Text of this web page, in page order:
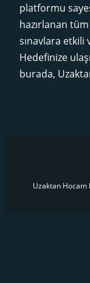
platformu
hazırlanan
sınavlara etkili
Hedefinize
burada,
Uzaktan Hocam